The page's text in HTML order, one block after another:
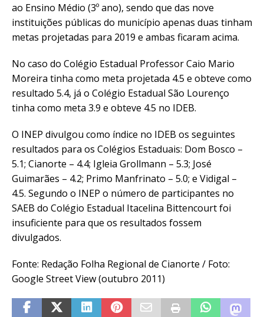
ao Ensino Médio (3º ano), sendo que das nove
instituições públicas do município apenas duas tinham
metas projetadas para 2019 e ambas ficaram acima.
No caso do Colégio Estadual Professor Caio Mario
Moreira tinha como meta projetada 4.5 e obteve como
resultado 5.4, já o Colégio Estadual São Lourenço
tinha como meta 3.9 e obteve 4.5 no IDEB.
O INEP divulgou como índice no IDEB os seguintes
resultados para os Colégios Estaduais: Dom Bosco –
5.1; Cianorte – 4.4; Igleia Grollmann – 5.3; José
Guimarães – 4.2; Primo Manfrinato – 5.0; e Vidigal –
4.5. Segundo o INEP o número de participantes no
SAEB do Colégio Estadual Itacelina Bittencourt foi
insuficiente para que os resultados fossem
divulgados.
Fonte: Redação Folha Regional de Cianorte / Foto:
Google Street View (outubro 2011)